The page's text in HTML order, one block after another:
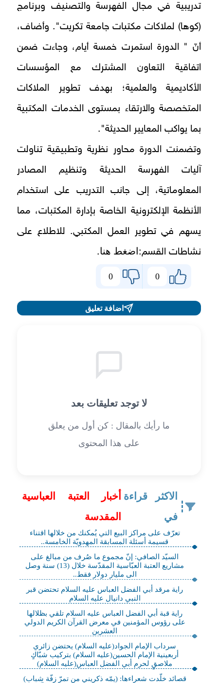
تدريبية في مجال الفهرسة والتصنيف وبرنامج
(كوها) لملاكات مكتبات جامعة تكريت". وأضاف،
أنّ " الدورة استمرت خمسة أيام، وجاءت ضمن
اتفاقية التعاون المشترك مع المؤسسات
الأكاديمية والعلمية؛ بهدف تطوير الملاكات
المتخصصة والارتقاء بمستوى الخدمات المكتبية
بما يواكب المعايير الحديثة".
وتضمنت الدورة محاور نظرية وتطبيقية تناولت
آليات الفهرسة الحديثة وتنظيم المصادر
المعلوماتية، إلى جانب التدريب على استخدام
الأنظمة الإلكترونية الخاصة بإدارة المكتبات، مما
يسهم في تطوير العمل المكتبي. للاطلاع على
نشاطات القسم: اضغط هنا.
0
0
اضافة تعليق
لا توجد تعليقات بعد
ما رأيك بالمقال : كن أول من يعلق
على هذا المحتوى
الاكثر قراءة
في
أخبار العتبة العباسية
المقدسة
تعرّف على مراكز البيع التي يُمكنك من خلالها اقتناء
قسيمة أسئلة المسابقة المهدويّة الخامسة..
السيّد الصافي: إنّ مجموع ما صُرف من مبالغ على
مشاريع العتبة العبّاسية المقدّسة خلال (13) سنة وصل
الى مليار دولار فقط..
راية مرقد أبي الفضل العباس عليه السلام تحتضن قبر
النبي دانيال عليه السلام
راية قبة أبي الفضل العباس عليه السلام تلقي بظلالها
على رؤوس المؤمنين في معرض القرآن الكريم الدولي
العشرين
سرداب الإمام الجواد(عليه السلام) يحتضن زائري
أربعينية الإمام الحسين(عليه السلام) بتركيب شبّاكٍ
ملاصقٍ لحرم أبي الفضل العباس(عليه السلام)
قصائد خلّدت شعراءها: (يمّه ذكريني من تمرّ زفّة شباب)